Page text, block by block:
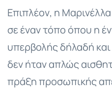
Επιπλέον, η
σε έναν τόπο όπου η
υπερβολής δήλαδή
δεν ήταν απλώς
πράξη προσωπικής